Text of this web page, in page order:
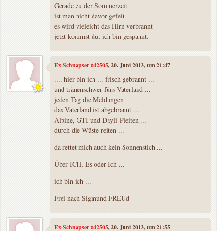
Gerade zu der Sommerzeit
ist man nicht davor gefeit
es wird vieleicht das Hirn verbrannt
jetzt kommst du, ich bin gespannt.
Ex-Schnapser #42505, 20. Juni 2013, um 21:47
.... hier bin ich ... frisch gebrannt ...
und tränenschwer fürs Vaterland ...
jeden Tag die Meldungen
das Vaterland ist abgebrannt ...
Alpine, GTI und Dayli-Pleiten ...
durch die Wüste reiten ...
da rettet mich auch kein Sonnenstich ...
Über-ICH, Es oder Ich ...
ich bin ich ...
Frei nach Sigmund FREUd
Ex-Schnapser #42505, 20. Juni 2013, um 21:55